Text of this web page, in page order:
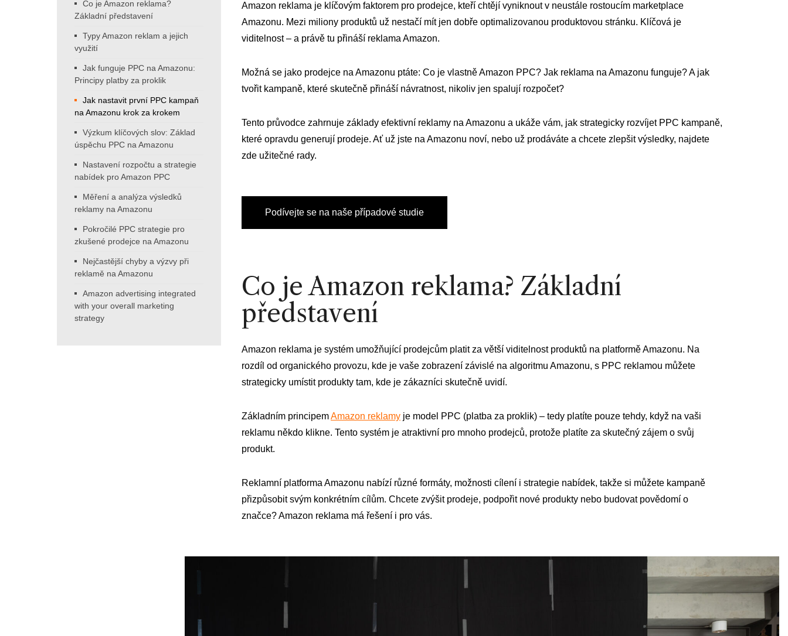
Co je Amazon reklama?
Základní představení
Typy Amazon reklam a jejich
využití
Jak funguje PPC na Amazonu:
Principy platby za proklik
Jak nastavit první PPC kampaň
na Amazonu krok za krokem
Výzkum klíčových slov: Základ
úspěchu PPC na Amazonu
Nastavení rozpočtu a strategie
nabídek pro Amazon PPC
Měření a analýza výsledků
reklamy na Amazonu
Pokročilé PPC strategie pro
zkušené prodejce na Amazonu
Nejčastější chyby a výzvy při
reklamě na Amazonu
Amazon advertising integrated
with your overall marketing
strategy
Amazon reklama je klíčovým faktorem pro prodejce, kteří chtějí vyniknout v neustále rostoucím marketplace
Amazonu. Mezi miliony produktů už nestačí mít jen dobře optimalizovanou produktovou stránku. Klíčová je
viditelnost – a právě tu přináší reklama Amazon.
Možná se jako prodejce na Amazonu ptáte: Co je vlastně Amazon PPC? Jak reklama na Amazonu funguje? A jak
tvořit kampaně, které skutečně přináší návratnost, nikoliv jen spalují rozpočet?
Tento průvodce zahrnuje základy efektivní reklamy na Amazonu a ukáže vám, jak strategicky rozvíjet PPC kampaně,
které opravdu generují prodeje. Ať už jste na Amazonu noví, nebo už prodáváte a chcete zlepšit výsledky, najdete
zde užitečné rady.
Podívejte se na naše případové studie
Co je Amazon reklama? Základní
představení
Amazon reklama je systém umožňující prodejcům platit za větší viditelnost produktů na platformě Amazonu. Na
rozdíl od organického provozu, kde je vaše zobrazení závislé na algoritmu Amazonu, s PPC reklamou můžete
strategicky umístit produkty tam, kde je zákazníci skutečně uvidí.
Základním principemAmazon reklamy je model PPC (platba za proklik) – tedy platíte pouze tehdy, když na vaši
reklamu někdo klikne. Tento systém je atraktivní pro mnoho prodejců, protože platíte za skutečný zájem o svůj
produkt.
Reklamní platforma Amazonu nabízí různé formáty, možnosti cílení i strategie nabídek, takže si můžete kampaně
přizpůsobit svým konkrétním cílům. Chcete zvýšit prodeje, podpořit nové produkty nebo budovat povědomí o
značce? Amazon reklama má řešení i pro vás.